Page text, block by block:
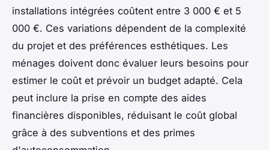
installations intégrées coûtent entre 3 000 € et 5
000 €. Ces variations dépendent de la complexité
du projet et des préférences esthétiques. Les
ménages doivent donc évaluer leurs besoins pour
estimer le coût et prévoir un budget adapté. Cela
peut inclure la prise en compte des aides
financières disponibles, réduisant le coût global
grâce à des subventions et des primes